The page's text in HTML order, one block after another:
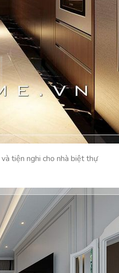
tiện nghi cho nhà biệt thự